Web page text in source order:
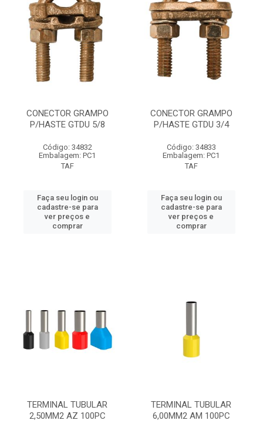
CONECTOR GRAMPO
P/HASTE GTDU 5/8
Código: 34832
Embalagem: PC1
TAF
Faça seu login ou
cadastre-se para
ver preços e
comprar
CONECTOR GRAMPO
P/HASTE GTDU 3/4
Código: 34833
Embalagem: PC1
TAF
Faça seu login ou
cadastre-se para
ver preços e
comprar
TERMINAL TUBULAR
2,50MM2 AZ 100PC
TERMINAL TUBULAR
6,00MM2 AM 100PC